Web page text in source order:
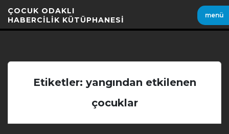
Geç
ÇOCUK ODAKLI
HABERCİLİK KÜTÜPHANESİ
menü
Etiketler: yangından etkilenen
çocuklar